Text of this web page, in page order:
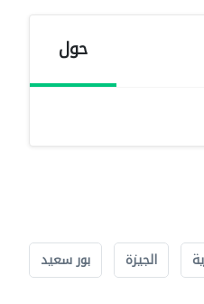
حول
الجيزة بور سعيد